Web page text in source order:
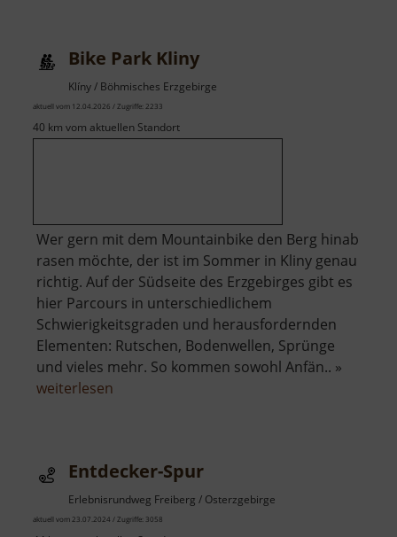
Bike Park Kliny
Klíny / Böhmisches Erzgebirge
aktuell vom 12.04.2026 / Zugriffe: 2233
40 km vom aktuellen Standort
Wer gern mit dem Mountainbike den Berg hinab
rasen möchte, der ist im Sommer in Kliny genau
richtig. Auf der Südseite des Erzgebirges gibt es
hier Parcours in unterschiedlichem
Schwierigkeitsgraden und herausfordernden
Elementen: Rutschen, Bodenwellen, Sprünge
und vieles mehr. So kommen sowohl Anfän.. »
weiterlesen
Entdecker-Spur
Erlebnisrundweg Freiberg / Osterzgebirge
aktuell vom 23.07.2024 / Zugriffe: 3058